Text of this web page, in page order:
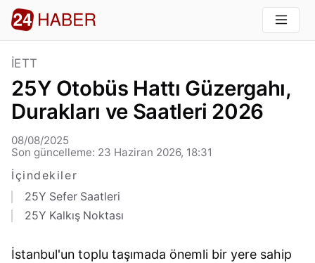
İETT
25Y Otobüs Hattı Güzergahı,
Durakları ve Saatleri 2026
08/08/2025
Son güncelleme: 23 Haziran 2026, 18:31
İçindekiler
25Y Sefer Saatleri
25Y Kalkış Noktası
İstanbul'un toplu taşımada önemli bir yere sahip